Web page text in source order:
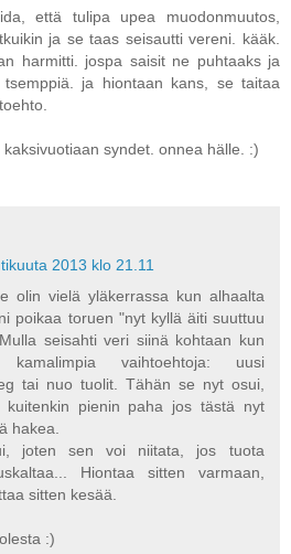
että tulipa upea muodonmuutos,
ja se taas seisautti vereni. kääk.
harmitti. jospa saisit ne puhtaaks ja
tsemppiä. ja hiontaan kans, se taitaa
syndet. onnea hälle. :)
2013 klo 21.11
olin vielä yläkerrassa kun alhaalta
poikaa toruen "nyt kyllä äiti suuttuu
seisahti veri siinä kohtaan kun
vaihtoehtoja: uusi
tai nuo tuolit. Tähän se nyt osui,
kuitenkin pienin paha jos tästä nyt
hakea.
joten sen voi niitata, jos tuota
Hiontaa sitten varmaan,
sitten kesää.
:)